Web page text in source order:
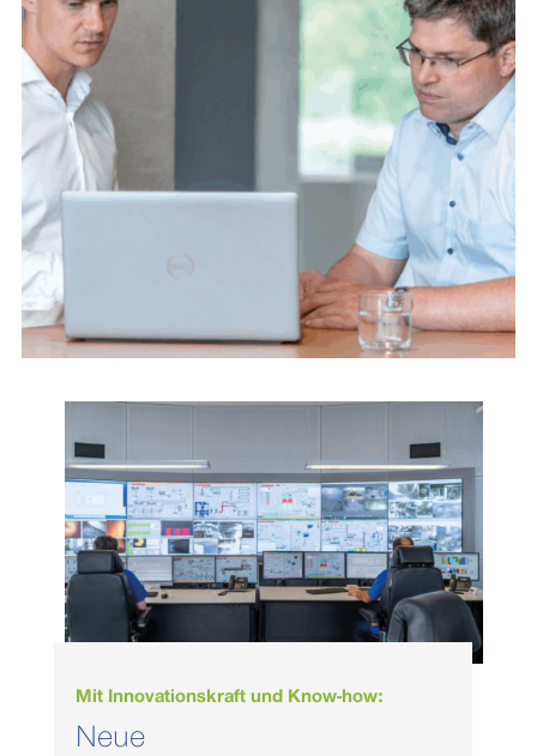
Mit Innovationskraft und Know-how:
Neue